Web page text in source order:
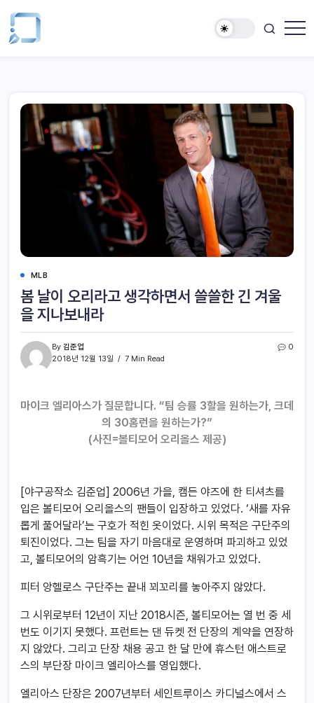
MLB
봄 날이 오리라고 생각하면서 쓸쓸한 긴 겨울
을 지나보내라
By 김준업
2018년 12월 13일
7 Min Read
0
마이크 엘리아스가 질문합니다. “팀 승률 3할을 원하는가, 크데
의 30홈런을 원하는가?”
(사진=볼티모어 오리올스 제공)
[야구공작소 김준업] 2006년 가을, 캠든 야즈에 한 티셔츠를
입은 볼티모어 오리올스의 팬들이 입장하고 있었다. ‘새를 자유
롭게 풀어달라’는 구호가 적힌 옷이었다. 시위 목적은 구단주의
퇴진이었다. 그는 팀을 자기 마음대로 운영하며 파괴하고 있었
고, 볼티모어의 암흑기는 어언 10년을 채워가고 있었다.
피터 앙헬로스 구단주는 끝내 꾀꼬리를 놓아주지 않았다.
그 시위로부터 12년이 지난 2018시즌, 볼티모어는 열 번 중 세
번도 이기지 못했다. 프런트는 댄 듀켓 전 단장의 계약을 연장하
지 않았다. 그리고 단장 채용 공고 한 달 만에 휴스턴 애스트로
스의 부단장 마이크 엘리아스를 영입했다.
엘리아스 단장은 2007년부터 세인트루이스 카디널스에서 스